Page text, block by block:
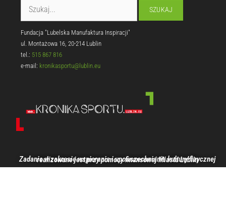
Fundacja "Lubelska Manufaktura Inspiracji"
ul. Montażowa 16, 20-214 Lublin
tel.: 515 867 816
e-mail: kronikasportu@lublin.eu
Zadanie w zakresie wspierania i upowszechniania kultury fizycznej realizowane jest przy pomocy finansowej Miasta Lublin